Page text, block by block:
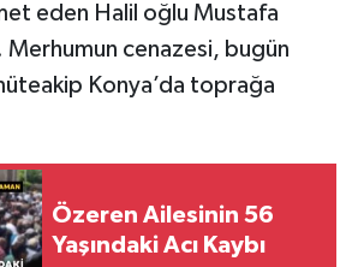
eden Halil oğlu Mustafa
cenazesi, bugün
Konya’da toprağa
Özeren Ailesinin 56
Yaşındaki Acı Kaybı